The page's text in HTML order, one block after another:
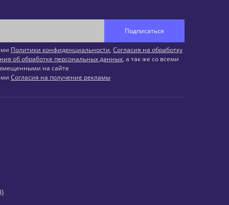
Подписаться
Политики конфиденциальности, Согласия на обработку
об обработке персональных данных, а так же со всеми
на сайте
Согласия на получение рекламы